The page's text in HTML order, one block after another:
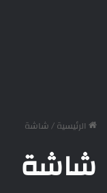
الرئيسية/شاشة
شاشة